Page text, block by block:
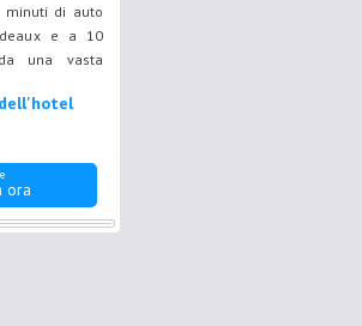
minuti di auto
e a 10
una vasta
di camere
ora